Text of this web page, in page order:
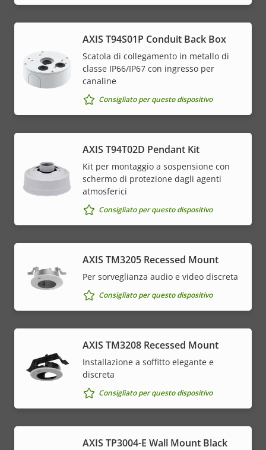
AXIS T94S01P Conduit Back Box
Scatola di collegamento in metallo di
classe IP66/IP67 con ingresso per
canaline
Consigliato per questo dispositivo
AXIS T94T02D Pendant Kit
Kit per montaggio a sospensione con
schermo di protezione dagli agenti
atmosferici
Consigliato per questo dispositivo
AXIS TM3205 Recessed Mount
Per sorveglianza audio e video discreta
Consigliato per questo dispositivo
AXIS TM3208 Recessed Mount
Installazione a soffitto elegante e
discreta
Consigliato per questo dispositivo
AXIS TP3004-E Wall Mount Black